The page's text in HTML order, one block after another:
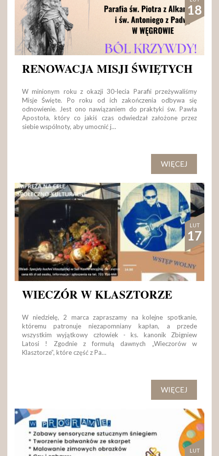
18
RENOWACJA MISJI ŚWIĘTYCH
W minionym roku z okazji 30-lecia Parafii przeżywaliśmy
Misje Święte. Po roku od ich zakończenia odbywa się
odnowienie. Jest ono nawiązaniem do praktyki św. Pawła
Apostoła, który co jakiś czas odwiedzał założone przez
siebie wspólnoty, aby umocnić j…
WIĘCEJ
LUT
17
WIECZÓR W KLASZTORZE
W niedzielę, 2 marca zapraszamy na kolejne spotkanie,
któremu patronuje niezapomniany kapłan, a przede
wszystkim wyjątkowy człowiek - ks. kanonik Zbigniew
Latosi ! Zgodnie z formułą dawnych „Wieczorów w
Klasztorze”, które część z Pa…
WIĘCEJ
LUT